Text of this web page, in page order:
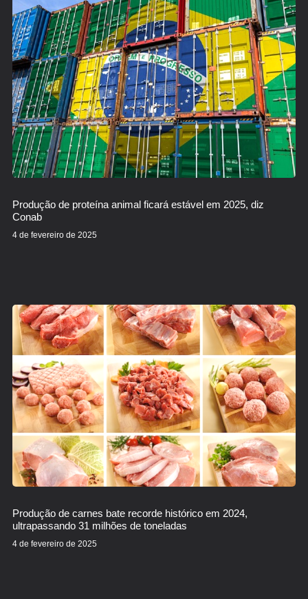
Produção de proteína animal ficará estável em 2025, diz
Conab
4 de fevereiro de 2025
Produção de carnes bate recorde histórico em 2024,
ultrapassando 31 milhões de toneladas
4 de fevereiro de 2025